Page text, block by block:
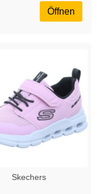
Öffnen
Skechers